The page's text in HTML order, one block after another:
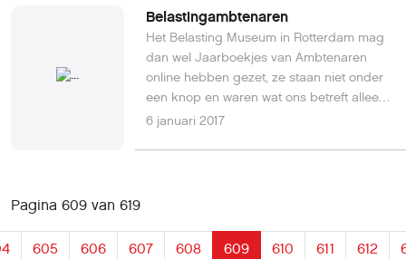
Belastingambtenaren
Het Belasting Museum in Rotterdam mag
dan wel Jaarboekjes van Ambtenaren
online hebben gezet, ze staan niet onder
een knop en waren wat ons betreft alleen
vindbaar via een zoekvraag op de site. En
6 januari 2017
Pagina 609 van 619
605 606 607 608 609 610 611 612